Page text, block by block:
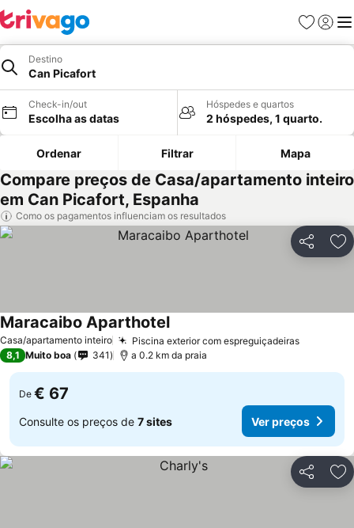
Favoritos
Iniciar
Destino
Can Picafort
Check-in/out
Escolha as datas
Hóspedes e quartos
2 hóspedes, 1 quarto.
Ordenar Filtrar Mapa
Compare preços de Casa/apartamento inteiro
em Can Picafort, Espanha
Como os pagamentos influenciam os resultados
Partilhar
Casa/apartamento inteiro Piscina exterior com espreguiçadeirasVer
Maracaibo AparthotelVer preços
8,1 Muito boa 341 a 0.2 km da praia
De € 67
Consulte os preços de 7 sites Ver preços
Partilhar